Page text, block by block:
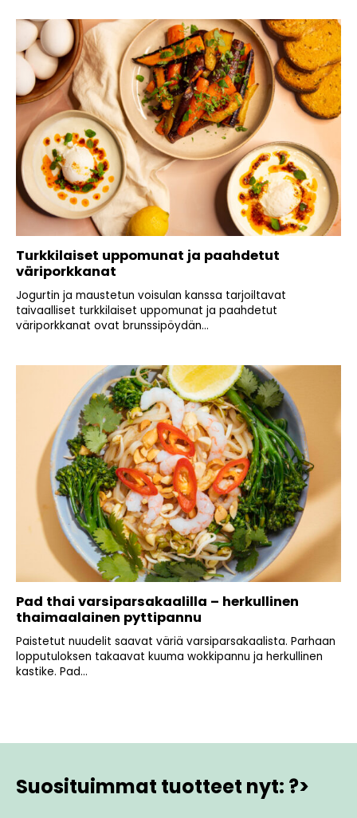
Turkkilaiset uppomunat ja paahdetut
väriporkkanat
Jogurtin ja maustetun voisulan kanssa tarjoiltavat
taivaalliset turkkilaiset uppomunat ja paahdetut
väriporkkanat ovat brunssipöydän...
Pad thai varsiparsakaalilla – herkullinen
thaimaalainen pyttipannu
Paistetut nuudelit saavat väriä varsiparsakaalista. Parhaan
lopputuloksen takaavat kuuma wokkipannu ja herkullinen
kastike. Pad...
Suosituimmat tuotteet nyt: ?>